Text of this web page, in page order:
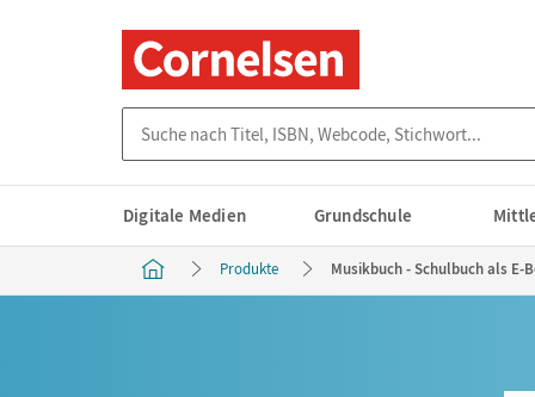
Digitale Medien Grundschule
Produkte Musikbuch - Schulbuch als E-